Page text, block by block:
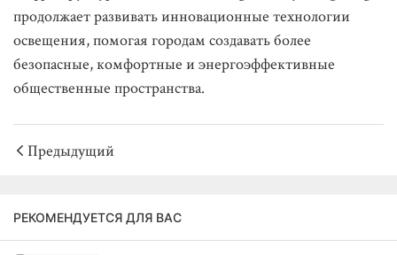
продолжает развивать инновационные технологии
освещения, помогая городам создавать более
безопасные, комфортные и энергоэффективные
общественные пространства.
Предыдущий
РЕКОМЕНДУЕТСЯ ДЛЯ ВАС